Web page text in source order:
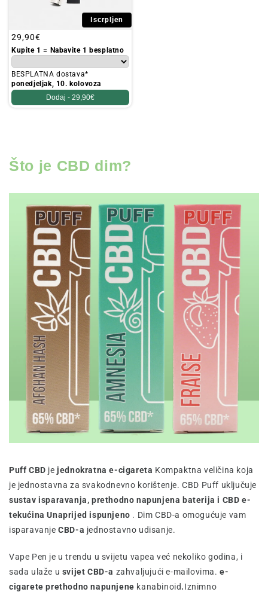
Iscrpljen
Redovna
cijena
29,90€
Kupite 1 = Nabavite 1 besplatno
BESPLATNA dostava*
ponedjeljak, 10. kolovoza
Dodaj - 29,90€
Što je CBD dim?
Puff CBD jejednokratna e-cigareta Kompaktna veličina koja
je jednostavna za svakodnevno korištenje. CBD Puff uključuje
sustav isparavanja, prethodno napunjena baterija i CBD e-
tekućina Unaprijed ispunjeno . Dim CBD-a omogućuje vam
isparavanjeCBD-a jednostavno udisanje.
Vape Pen je u trendu u svijetu vapea već nekoliko godina, i
sada ulaže u svijet CBD-a zahvaljujući e-mailovima.e-
cigarete prethodno napunjene kanabinoid.Iznimno